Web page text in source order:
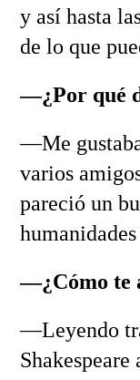
y así hasta
de lo que
—¿Por qué
—Me
varios
pareció un
—¿Cómo te
—Leyendo
Shakespeare